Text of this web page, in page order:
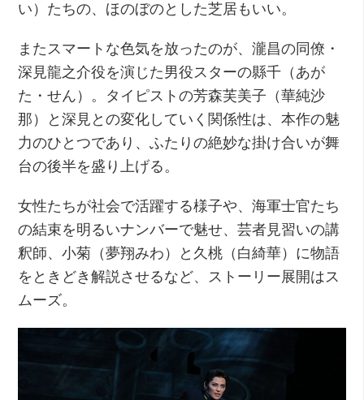
い）たちの、ほのぼのとした芝居もいい。
またスマートな色気を放ったのが、瀧昌の同僚・
深見龍之介役を演じた男役スターの縣千（あが
た・せん）。タイピストの芳森芙美子（華純沙
那）と深見との変化していく関係性は、本作の魅
力のひとつであり、ふたりの絶妙な掛け合いが舞
台の後半を盛り上げる。
女性たちが社会で活躍する様子や、海軍士官たち
の結束を明るいナンバーで魅せ、芸者見習いの講
釈師、小菊（夢翔みわ）と久桃（白綺華）に物語
をときどき解説させるなど、ストーリー展開はス
ムーズ。